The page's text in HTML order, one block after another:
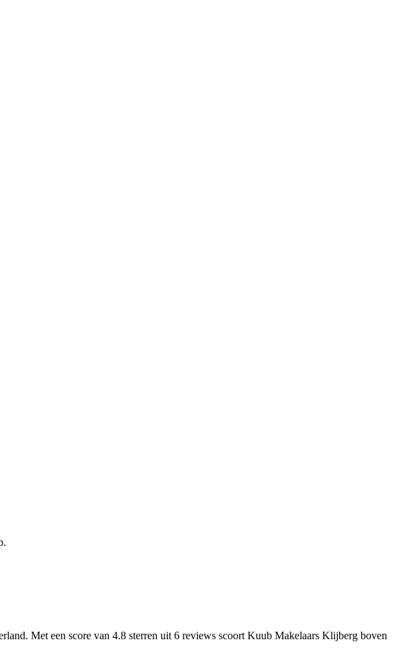
Met een score van 4.8 sterren uit 6 reviews scoort Kuub Makelaars Klijberg boven